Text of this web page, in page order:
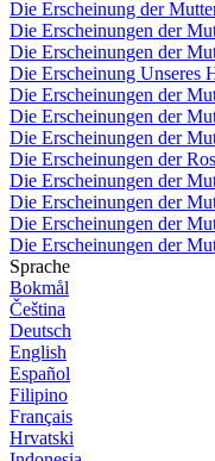
Die Erscheinung der
Die Erscheinungen der
Die Erscheinungen der
Die Erscheinung Unseres
Die Erscheinungen der
Die Erscheinungen der
Die Erscheinungen der
Die Erscheinungen der
Die Erscheinungen der
Die Erscheinungen der
Die Erscheinungen der
Die Erscheinungen der
Sprache
Bokmål
Čeština
Deutsch
English
Español
Filipino
Français
Hrvatski